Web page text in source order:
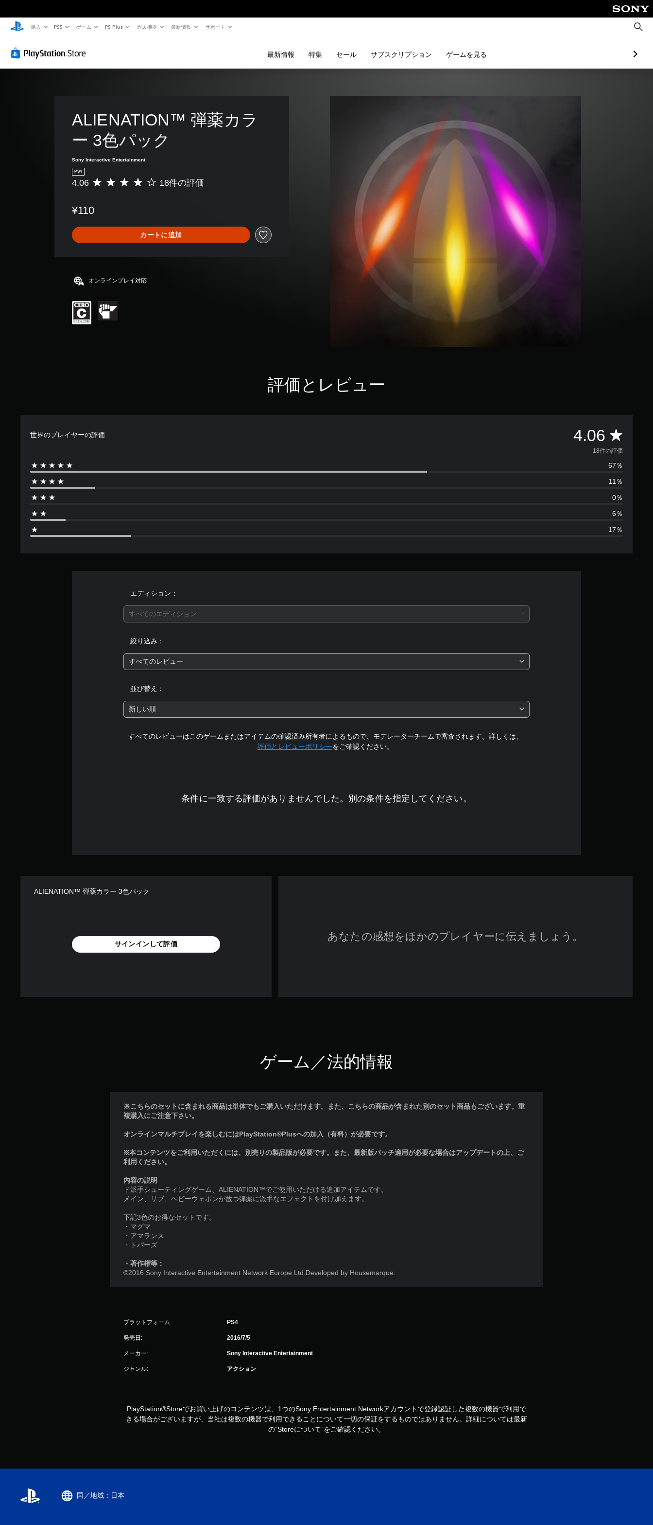
購入 PS5 ゲーム PS Plus 周辺機器 最新情報 サポート
検
索
最新情報 特集 セール サブスクリプション ゲームを見る
ALIENATION™ 弾薬カラ
ー 3色パック
Sony Interactive Entertainment
PS4
評
は
8
、
均
価
は
段
階
中
4.06 18件の評価
¥110
カートに追加
オンラインプレイ対応
評価とレビュー
世界のプレイヤーの評価 4.06 評
価
数
は
1
8
、
18件の評価
67％
11％
0％
6％
17％
エディション：
すべてのエディション
絞り込み：
すべてのレビュー
並び替え：
新しい順
すべてのレビューはこのゲームまたはアイテムの確認済み所有者によるもので、モデレーターチームで審査されます。詳しくは、
評価とレビューポリシーをご確認ください。
条件に一致する評価がありませんでした。別の条件を指定してください。
ALIENATION™ 弾薬カラー 3色パック
サインインして評価
あなたの感想をほかのプレイヤーに伝えましょう。
ゲーム／法的情報
※こちらのセットに含まれる商品は単体でもご購入いただけます。また、こちらの商品が含まれた別のセット商品もございます。重
複購入にご注意下さい。
オンラインマルチプレイを楽しむにはPlayStation®Plusへの加入（有料）が必要です。
※本コンテンツをご利用いただくには、別売りの製品版が必要です。また、最新版パッチ適用が必要な場合はアップデートの上、ご
利用ください。
内容の説明
ド派手シューティングゲーム、ALIENATION™でご使用いただける追加アイテムです。
メイン、サブ、ヘビーウェポンが放つ弾薬に派手なエフェクトを付け加えます。
下記3色のお得なセットです。
・マグマ
・アマランス
・トパーズ
・著作権等：
©2016 Sony Interactive Entertainment Network Europe Ltd.Developed by Housemarque.
プラットフォーム: PS4
発売日: 2016/7/5
メーカー: Sony Interactive Entertainment
ジャンル: アクション
PlayStation®Storeでお買い上げのコンテンツは、1つのSony Entertainment Networkアカウントで登録認証した複数の機器で利用で
きる場合がございますが、当社は複数の機器で利用できることについて一切の保証をするものではありません。詳細については最新
の“Storeについて”をご確認ください。
国／地域：日本